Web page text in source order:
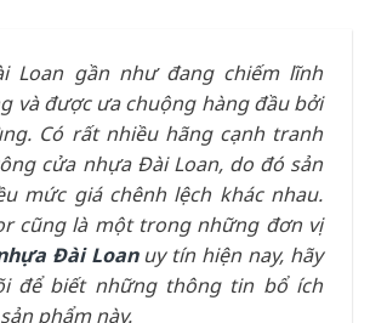
Loan gần như đang chiếm lĩnh
và được ưa chuộng hàng đầu bởi
Có rất nhiều hãng cạnh tranh
cửa nhựa Đài Loan, do đó sản
mức giá chênh lệch khác nhau.
cũng là một trong những đơn vị
Đài Loanuy tín hiện nay, hãy
để biết những thông tin bổ ích
phẩm này.